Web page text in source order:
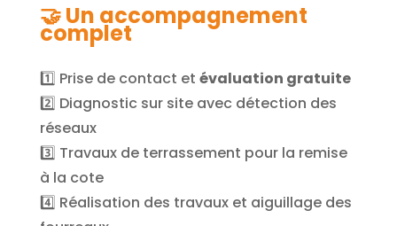
🤝Un accompagnement
complet
1️⃣ Prise de contact et évaluation gratuite
2️⃣ Diagnostic sur site avec détection des
réseaux
3️⃣ Travaux de terrassement pour la remise
à la cote
4️⃣ Réalisation des travaux et aiguillage des